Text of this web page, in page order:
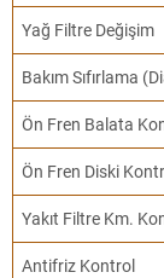
Yağ Filtre Değişim
Bakım Sıfırlama
Ön Fren Balata
Ön Fren Diski
Yakıt Filtre Km.
Antifriz Kontrol